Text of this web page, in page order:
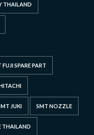
THAILAND
FUJI SPARE PART
JUKI SMT NOZZLE
THAILAND